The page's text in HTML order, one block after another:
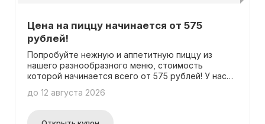
Цена на пиццу начинается от 575
рублей!
Попробуйте нежную и аппетитную пиццу из
нашего разнообразного меню, стоимость
которой начинается всего от 575 рублей! У нас
получаете нашу вкусную горячую пиццу по
до 12 августа 2026